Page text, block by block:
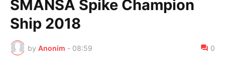
SMANSA Spike Champion
Ship 2018
by Anonim - 08:59 0